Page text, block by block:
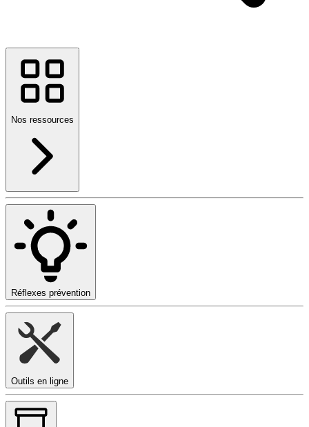
Nos ressources
Réflexes prévention
Outils en ligne